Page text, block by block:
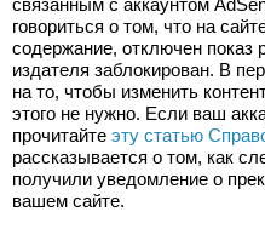
говориться о том, что на
содержание, отключен показ
издателя заблокирован. В
на то, чтобы изменить
этого не нужно. Если ваш
прочитайте эту статью
рассказывается о том, как
получили уведомление о
вашем сайте.